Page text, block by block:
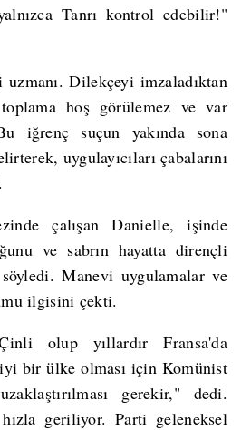
Tanrı kontrol edebilir!"
Dilekçeyi imzaladıktan
hoş görülemez ve var
iğrenç suçun yakında sona
uygulayıcıları çabalarını
çalışan Danielle, işinde
ve sabrın hayatta dirençli
söyledi. Manevi uygulamalar ve
ilgisini çekti.
olup yıllardır Fransa'da
bir ülke olması için Komünist
gerekir," dedi.
geriliyor. Parti geleneksel